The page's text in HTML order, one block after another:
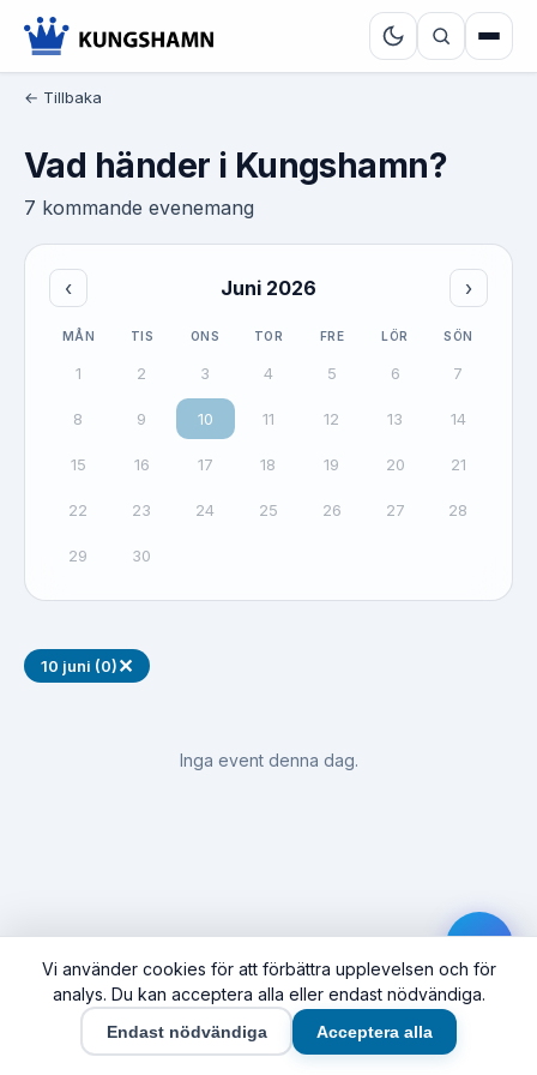
← Tillbaka
Vad händer i Kungshamn?
7 kommande evenemang
‹ Juni 2026 ›
MÅN TIS ONS TOR FRE LÖR SÖN
1 2 3 4 5 6 7
8 9 10 11 12 13 14
15 16 17 18 19 20 21
22 23 24 25 26 27 28
29 30
10 juni (0)✕
Inga event denna dag.
Vi använder cookies för att förbättra upplevelsen och för
analys. Du kan acceptera alla eller endast nödvändiga.
Endast nödvändiga Acceptera alla
Hem Synas här Företag